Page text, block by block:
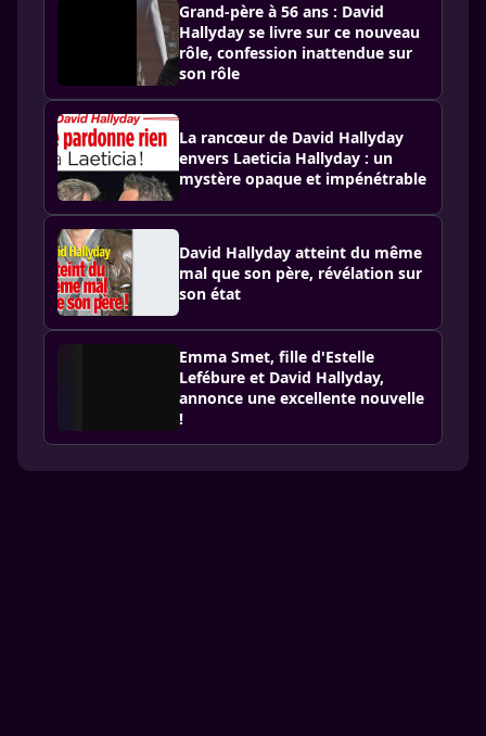
Grand-père à 56 ans : David
Hallyday se livre sur ce nouveau
rôle, confession inattendue sur
son rôle
La rancœur de David Hallyday
envers Laeticia Hallyday : un
mystère opaque et impénétrable
David Hallyday atteint du même
mal que son père, révélation sur
son état
Emma Smet, fille d'Estelle
Lefébure et David Hallyday,
annonce une excellente nouvelle
!